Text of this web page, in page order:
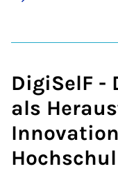
DigiSelF
als